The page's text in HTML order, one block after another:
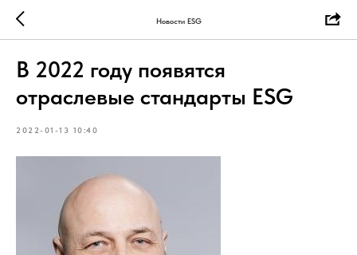
Новости ESG
В 2022 году появятся
отраслевые стандарты ESG
2022-01-13 10:40